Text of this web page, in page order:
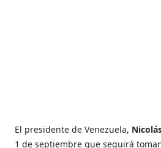
El presidente de Venezuela,
1 de septiembre que seguirá